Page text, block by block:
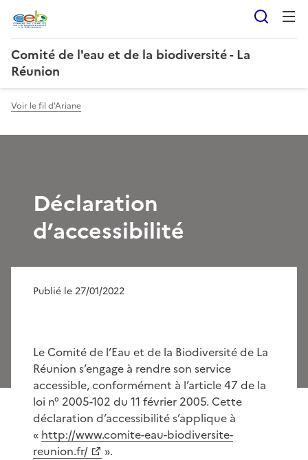
Comité de l'eau et de la biodiversité - La
Réunion
Voir le fil d'Ariane
Déclaration
d’accessibilité
Publié le 27/01/2022
Le Comité de l’Eau et de la Biodiversité de La
Réunion s’engage à rendre son service
accessible, conformément à l’article 47 de la
loi n° 2005-102 du 11 février 2005. Cette
déclaration d’accessibilité s’applique à
« http://www.comite-eau-biodiversite-
reunion.fr/
».